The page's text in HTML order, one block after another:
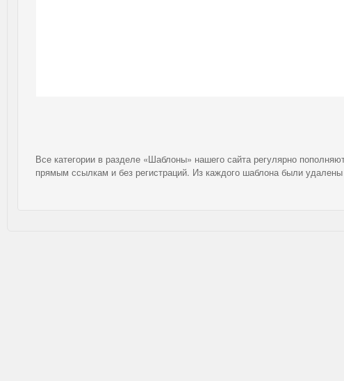
Все категории в разделе «Шаблоны» нашего сайта регулярно
прямым ссылкам и без регистраций. Из каждого шаблона были